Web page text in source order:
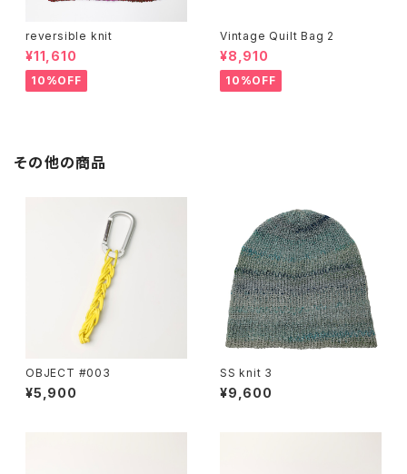
reversible knit
¥11,610
10%OFF
Vintage Quilt Bag 2
¥8,910
10%OFF
その他の商品
OBJECT #003
¥5,900
SS knit 3
¥9,600